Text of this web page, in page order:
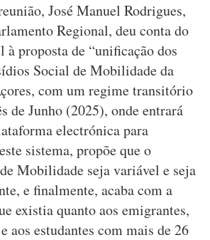
José Manuel Rodrigues,
Regional, deu conta do
à proposta de “unificação dos
Social de Mobilidade da
com um regime transitório
de Junho (2025), onde entrará
electrónica para
sistema, propõe que o
Mobilidade seja variável e seja
e finalmente, acaba com a
existia quanto aos emigrantes,
aos estudantes com mais de 26